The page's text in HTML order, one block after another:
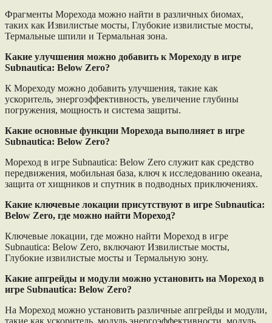
Фрагменты Морехода можно найти в различных биомах,
таких как Извилистые мосты, Глубокие извилистые мосты,
Термальные шпили и Термальная зона.
Какие улучшения можно добавить к Мореходу в игре
Subnautica: Below Zero?
К Мореходу можно добавить улучшения, такие как
ускоритель, энергоэффективность, увеличение глубины
погружения, мощность и система защиты.
Какие основные функции Морехода выполняет в игре
Subnautica: Below Zero?
Мореход в игре Subnautica: Below Zero служит как средство
передвижения, мобильная база, ключ к исследованию океана,
защита от хищников и спутник в подводных приключениях.
Какие ключевые локации присутствуют в игре Subnautica:
Below Zero, где можно найти Мореход?
Ключевые локации, где можно найти Мореход в игре
Subnautica: Below Zero, включают Извилистые мосты,
Глубокие извилистые мосты и Термальную зону.
Какие апгрейды и модули можно установить на Мореход в
игре Subnautica: Below Zero?
На Мореход можно установить различные апгрейды и модули,